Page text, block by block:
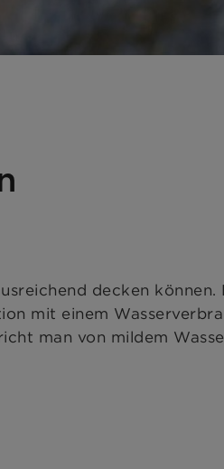
decken können.
mit einem
man von mildem